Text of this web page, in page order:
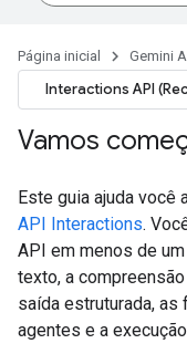
Página inicial Gemini
Interactions API
Vamos
Este guia ajuda você
API Interactions.
API em menos de
texto, a
saída estruturada, as
agentes e a